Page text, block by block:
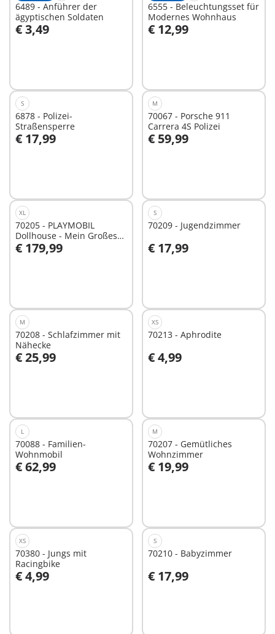
6489 - Anführer der
ägyptischen Soldaten
€ 3,49
6555 - Beleuchtungsset für
Modernes Wohnhaus
€ 12,99
In den Warenkorb
S
6878 - Polizei-
Straßensperre
€ 17,99
In den Warenkorb
M
70067 - Porsche 911
Carrera 4S Polizei
€ 59,99
In den Warenkorb
XL
70205 - PLAYMOBIL
Dollhouse - Mein Großes
Puppenhaus
€ 179,99
In den Warenkorb
S
70209 - Jugendzimmer
€ 17,99
In den Warenkorb
M
70208 - Schlafzimmer mit
Nähecke
€ 25,99
In den Warenkorb
XS
70213 - Aphrodite
€ 4,99
In den Warenkorb
L
70088 - Familien-
Wohnmobil
€ 62,99
M
70207 - Gemütliches
Wohnzimmer
€ 19,99
In den Warenkorb
XS
70380 - Jungs mit
Racingbike
€ 4,99
In den Warenkorb
S
70210 - Babyzimmer
€ 17,99
In den Warenkorb